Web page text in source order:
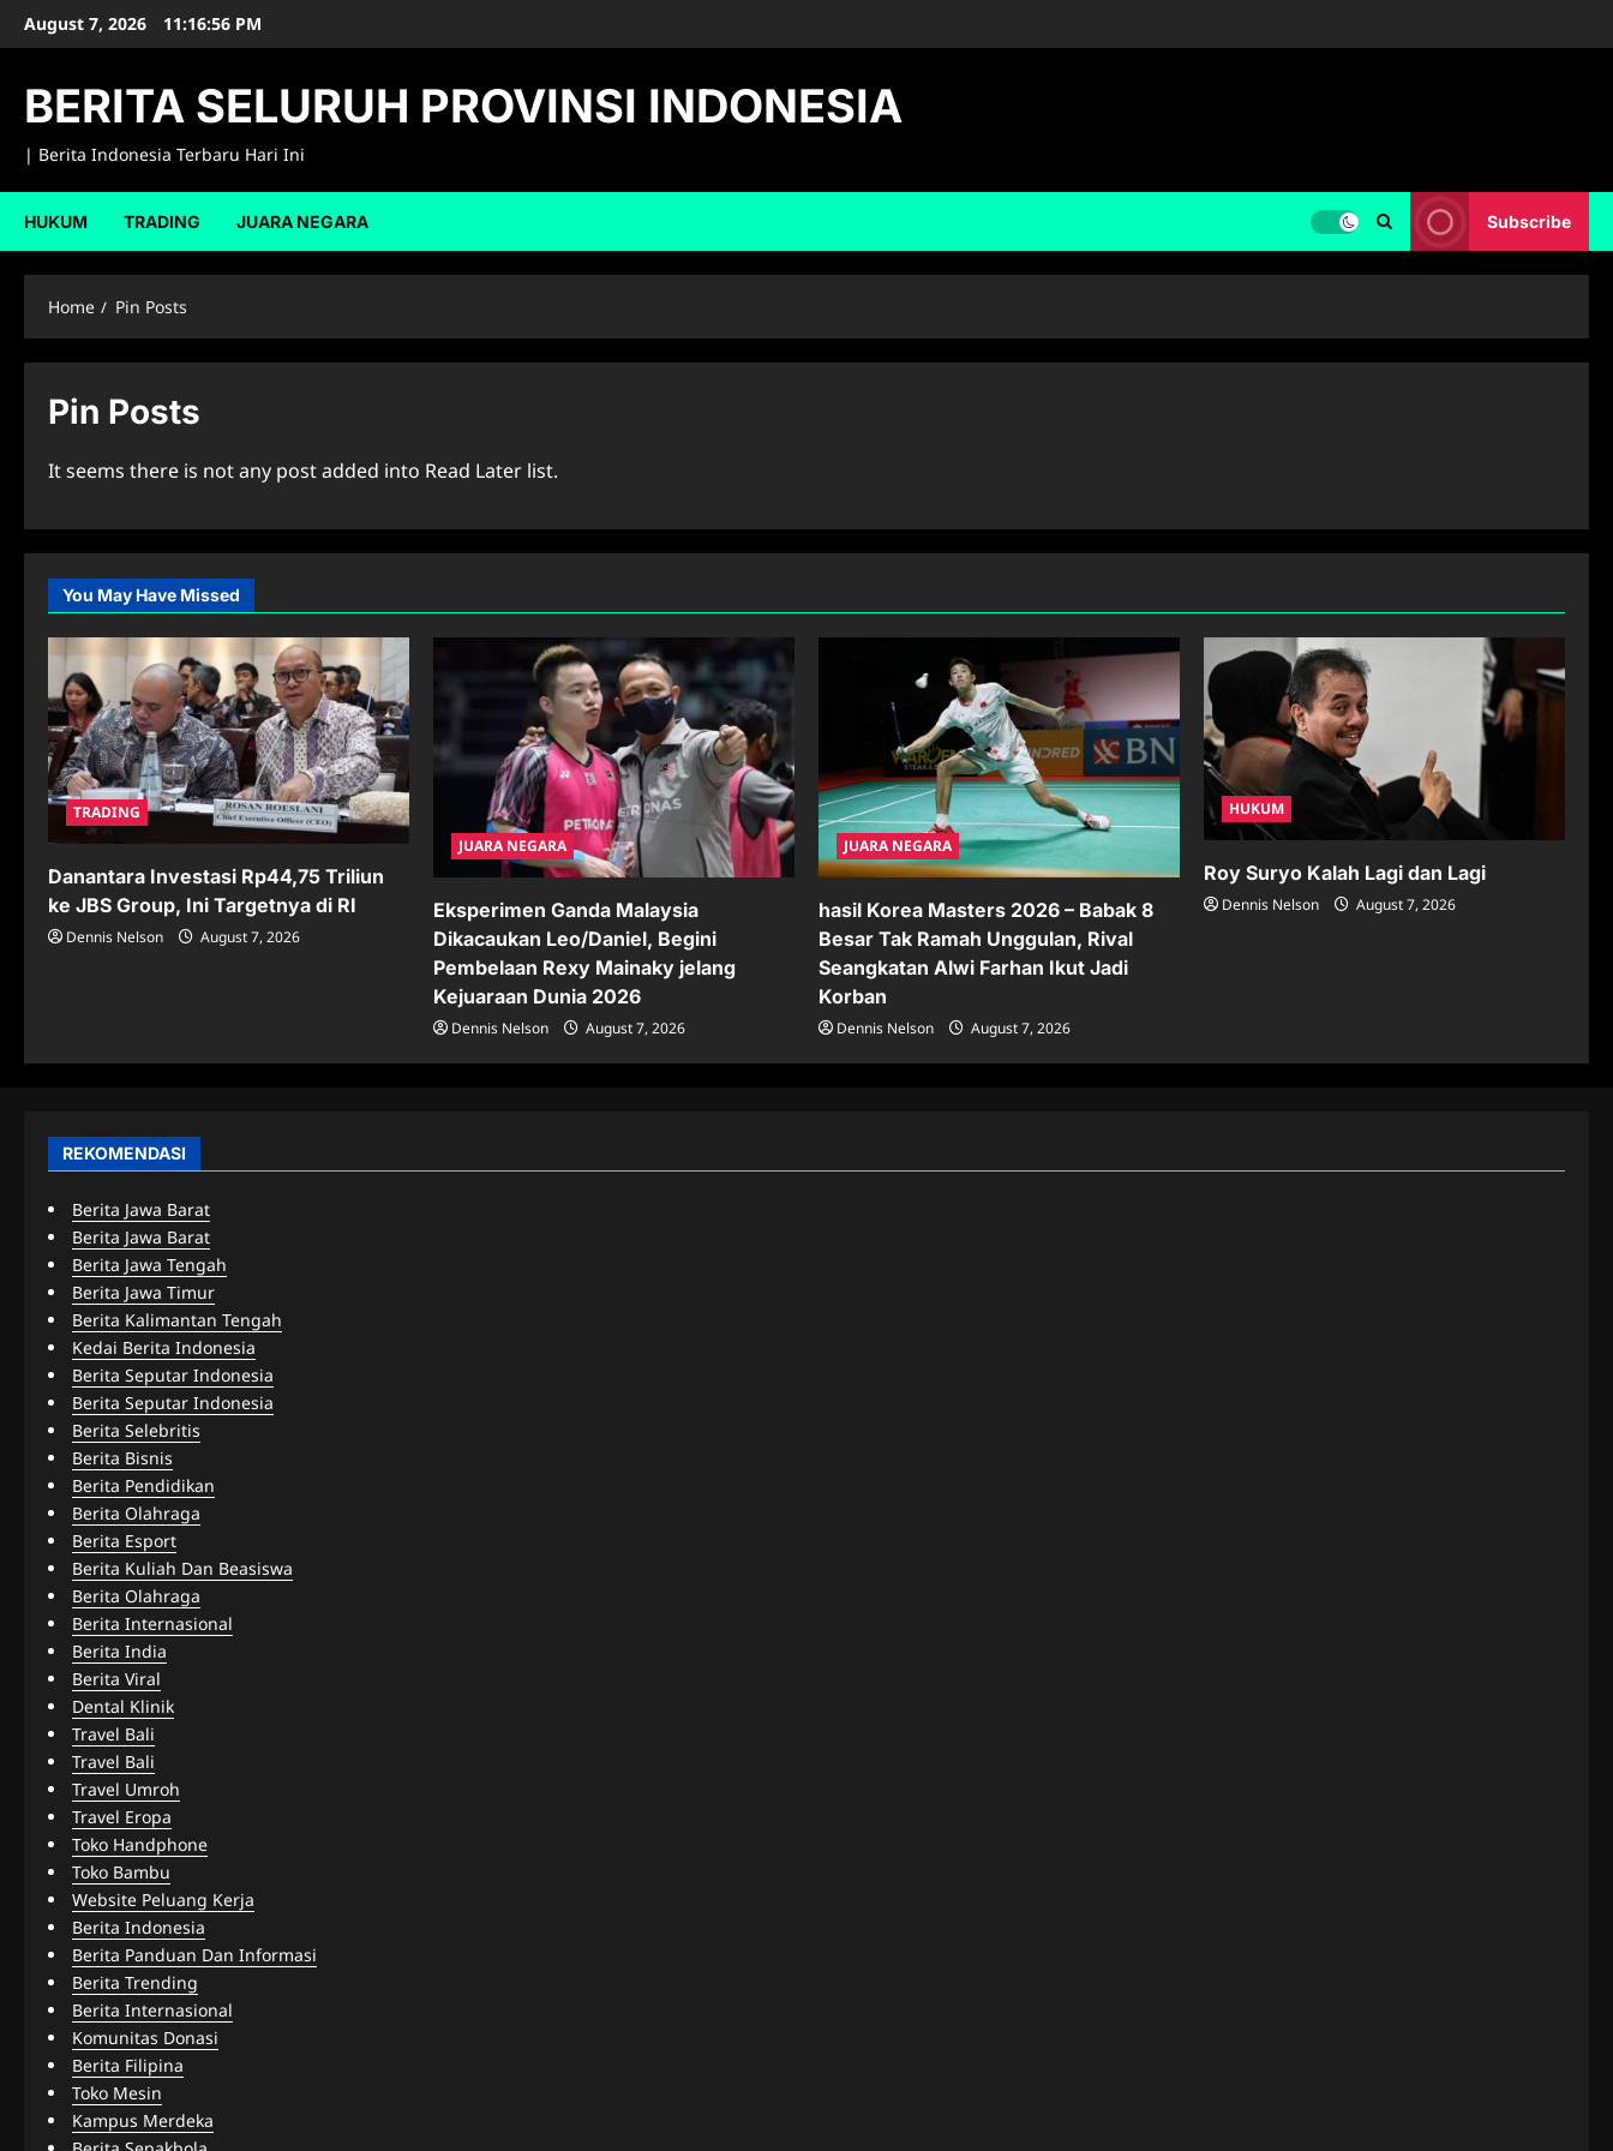
SkipAugust 7, 2026 11:16:57 PM
BERITA SELURUH PROVINSI INDONESIA
| Berita Indonesia Terbaru Hari Ini
HUKUM TRADING JUARA NEGARA Subscribe
Home Pin Posts
Pin Posts
It seems there is not any post added into Read Later list.
You May Have Missed
TRADING
Danantara Investasi Rp44,75 Triliun
ke JBS Group, Ini Targetnya di RI
Dennis Nelson August 7, 2026
JUARA NEGARA
Eksperimen Ganda Malaysia
Dikacaukan Leo/Daniel, Begini
Pembelaan Rexy Mainaky jelang
Kejuaraan Dunia 2026
Dennis Nelson August 7, 2026
JUARA NEGARA
hasil Korea Masters 2026 – Babak 8
Besar Tak Ramah Unggulan, Rival
Seangkatan Alwi Farhan Ikut Jadi
Korban
Dennis Nelson August 7, 2026
HUKUM
Roy Suryo Kalah Lagi dan Lagi
Dennis Nelson August 7, 2026
REKOMENDASI
Berita Jawa Barat
Berita Jawa Barat
Berita Jawa Tengah
Berita Jawa Timur
Berita Kalimantan Tengah
Kedai Berita Indonesia
Berita Seputar Indonesia
Berita Seputar Indonesia
Berita Selebritis
Berita Bisnis
Berita Pendidikan
Berita Olahraga
Berita Esport
Berita Kuliah Dan Beasiswa
Berita Olahraga
Berita Internasional
Berita India
Berita Viral
Dental Klinik
Travel Bali
Travel Bali
Travel Umroh
Travel Eropa
Toko Handphone
Toko Bambu
Website Peluang Kerja
Berita Indonesia
Berita Panduan Dan Informasi
Berita Trending
Berita Internasional
Komunitas Donasi
Berita Filipina
Toko Mesin
Kampus Merdeka